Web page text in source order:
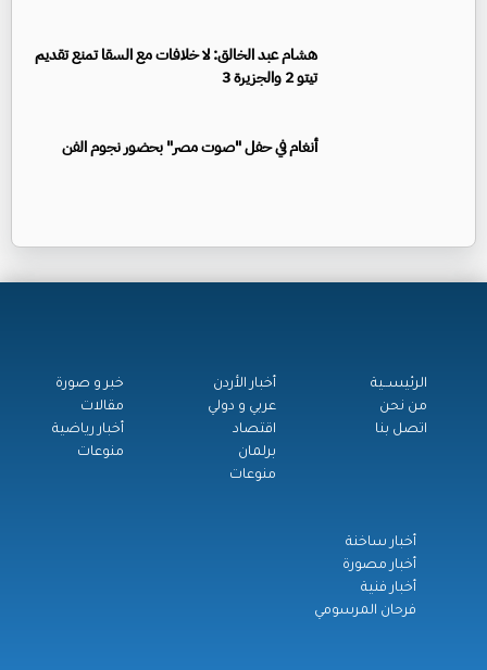
هشام عبد الخالق: لا خلافات مع السقا تمنع تقديم
تيتو 2 والجزيرة 3
أنغام في حفل "صوت مصر" بحضور نجوم الفن
الرئيســية
من نحن
اتصل بنا
أخبار الأردن
عربي و دولي
اقتصاد
برلمان
منوعات
خبر و صورة
مقالات
أخبار رياضية
منوعات
أخبار ساخنة
أخبار مصورة
أخبار فنية
فرحان المرسومي